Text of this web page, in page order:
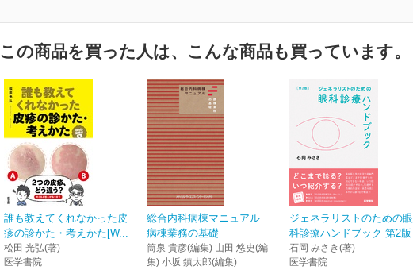
この商品を買った人は、こんな商品も買っています。
誰も教えてくれなかった皮
疹の診かた・考えかた[W...
松田 光弘(著)
医学書院
総合内科病棟マニュアル
病棟業務の基礎
筒泉 貴彦(編集) 山田 悠史(編
集) 小坂 鎮太郎(編集)
ジェネラリストのための眼
科診療ハンドブック 第2版
石岡 みさき(著)
医学書院